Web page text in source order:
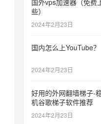
国外vps加速器（免费
些）
2024年2月23日
国内怎么上YouTube
2024年2月23日
好用的外网翻墙梯子-
机谷歌梯子软件推荐
2024年2月23日